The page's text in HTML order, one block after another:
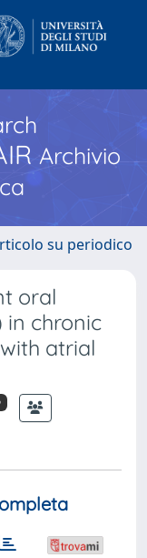
Archivio
su periodico
oral
in chronic
atrial